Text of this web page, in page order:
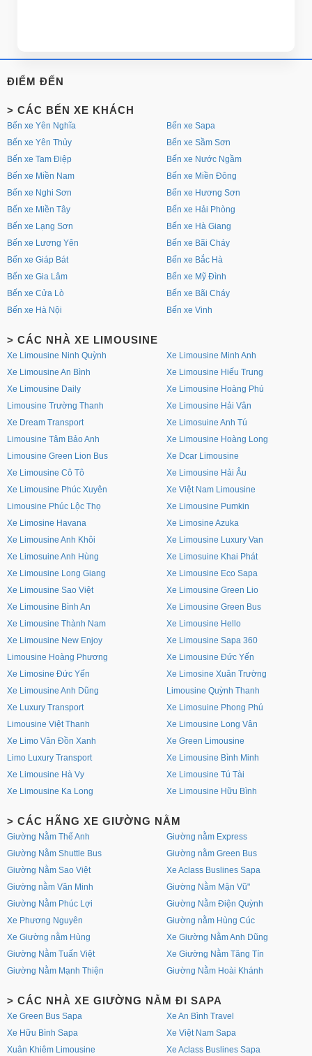
ĐIỂM ĐẾN
> CÁC BẾN XE KHÁCH
Bến xe Yên Nghĩa
Bến xe Yên Thủy
Bến xe Tam Điệp
Bến xe Miền Nam
Bến xe Sapa
Bến xe Sầm Sơn
Bến xe Nước Ngầm
Bến xe Miền Đông
Bến xe Nghi Sơn
Bến xe Miền Tây
Bến xe Lạng Sơn
Bến xe Lương Yên
Bến xe Hương Sơn
Bến xe Hải Phòng
Bến xe Hà Giang
Bến xe Bãi Cháy
Bến xe Giáp Bát
Bến xe Gia Lâm
Bến xe Cửa Lò
Bến xe Hà Nội
Bến xe Bắc Hà
Bến xe Mỹ Đình
Bến xe Bãi Cháy
Bến xe Vinh
> CÁC NHÀ XE LIMOUSINE
Xe Limousine Ninh Quỳnh
Xe Limousine An Bình
Xe Limousine Daily
Limousine Trường Thanh
Xe Dream Transport
Limousine Tâm Bảo Anh
Limousine Green Lion Bus
Xe Limousine Cô Tô
Xe Limousine Phúc Xuyên
Xe Limousine Minh Anh
Xe Limousine Hiếu Trung
Xe Limousine Hoàng Phú
Xe Limousine Hải Vân
Xe Limosuine Anh Tú
Xe Limousine Hoàng Long
Xe Dcar Limousine
Xe Limousine Hải Âu
Xe Việt Nam Limousine
Limousine Phúc Lộc Thọ
Xe Limosine Havana
Xe Limousine Anh Khôi
Xe Limosuine Anh Hùng
Xe Limousine Long Giang
Xe Limousine Sao Việt
Xe Limousine Bình An
Xe Limousine Thành Nam
Xe Limousine New Enjoy
Xe Limousine Pumkin
Xe Limosine Azuka
Xe Limousine Luxury Van
Xe Limosuine Khai Phát
Xe Limousine Eco Sapa
Xe Limousine Green Lio
Xe Limousine Green Bus
Xe Limousine Hello
Xe Limousine Sapa 360
Limousine Hoàng Phương
Xe Limosine Đức Yến
Xe Limousine Anh Dũng
Xe Luxury Transport
Limousine Việt Thanh
Xe Limo Vân Đồn Xanh
Limo Luxury Transport
Xe Limousine Hà Vy
Xe Limousine Ka Long
Xe Limousine Đức Yến
Xe Limosine Xuân Trường
Limousine Quỳnh Thanh
Xe Limosuine Phong Phú
Xe Limousine Long Vân
Xe Green Limousine
Xe Limousine Bình Minh
Xe Limousine Tú Tài
Xe Limousine Hữu Bình
> CÁC HÃNG XE GIƯỜNG NẰM
Giường Nằm Thế Anh
Giường Nằm Shuttle Bus
Giường Nằm Sao Việt
Giường nằm Express
Giường nằm Green Bus
Xe Aclass Buslines Sapa
Giường nằm Văn Minh
Giường Nằm Phúc Lợi
Xe Phương Nguyên
Giường Nằm Mận Vũ"
Giường Nằm Điện Quỳnh
Giường nằm Hùng Cúc
Xe Giường nằm Hùng
Giường Nằm Tuấn Việt
Giường Nằm Mạnh Thiện
Xe Giường Nằm Anh Dũng
Xe Giường Nằm Tăng Tín
Giường Nằm Hoài Khánh
> CÁC NHÀ XE GIƯỜNG NẰM ĐI SAPA
Xe Green Bus Sapa
Xe Hữu Bình Sapa
Xuân Khiêm Limousine
Xe An Bình Travel
Xe Việt Nam Sapa
Xe Aclass Buslines Sapa